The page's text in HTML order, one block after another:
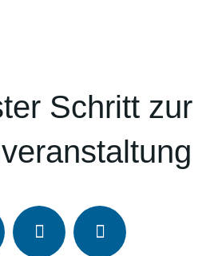
Schritt zur